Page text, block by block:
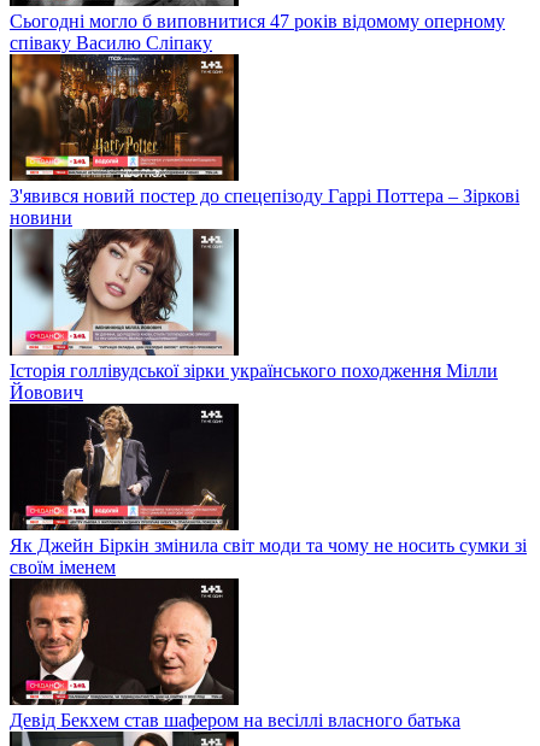
Сьогодні могло б виповнитися 47 років відомому оперному
співаку Василю Сліпаку
З'явився новий постер до спецепізоду Гаррі Поттера – Зіркові
новини
Історія голлівудської зірки українського походження Мілли
Йовович
Як Джейн Біркін змінила світ моди та чому не носить сумки зі
своїм іменем
Девід Бекхем став шафером на весіллі власного батька